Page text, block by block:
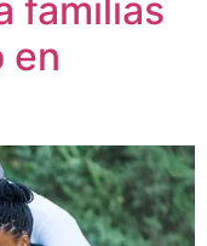
familias
en